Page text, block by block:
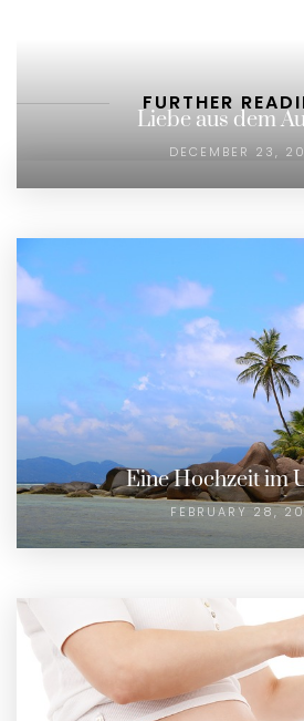
FURTHER
Liebe aus dem
DECEMBER 23,
Eine Hochzeit im
FEBRUARY 28,